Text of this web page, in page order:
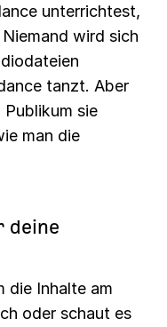
unterrichtest,
wird sich
tanzt. Aber
sie
man die
deine
die Inhalte am
oder schaut es